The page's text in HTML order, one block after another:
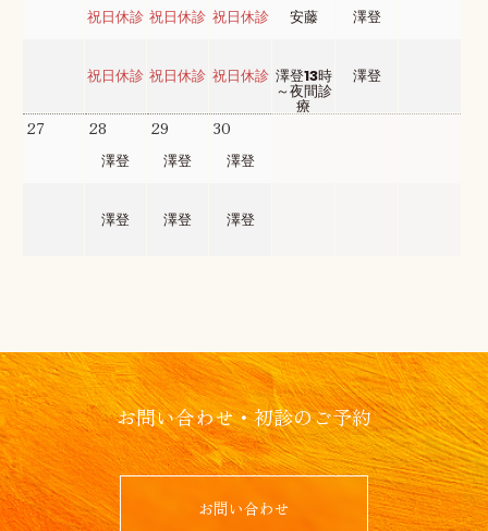
祝日休診 祝日休診 祝日休診 安藤 澤登
祝日休診 祝日休診 祝日休診 澤登13時
～夜間診
療
澤登
27 28 29 30
澤登 澤登 澤登
澤登 澤登 澤登
お問い合わせ・初診のご予約
お問い合わせ